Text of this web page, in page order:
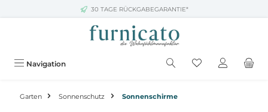
Zum Hauptinhalt springen30 TAGE RÜCKGABEGARANTIE*
Navigation
Garten Sonnenschutz Sonnenschirme